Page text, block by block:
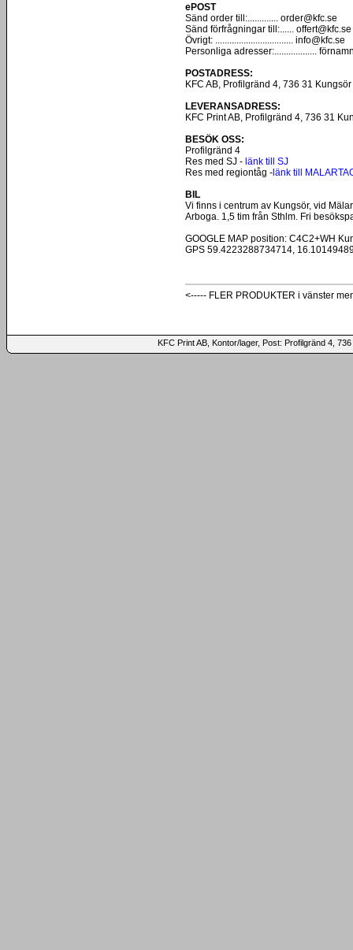
ePOST
Sänd order till:............. order@kfc.se
Sänd förfrågningar till:...... offert@kfc.se
Övrigt: ................................. info@kfc.se
Personliga adresser:..................
POSTADRESS:
KFC AB, Profilgränd 4, 736 31 Kungsör
LEVERANSADRESS:
KFC Print AB, Profilgränd 4, 736 31
BESÖK OSS:
Profilgränd 4
Res med SJ - länk till SJ
Res med regiontåg -länk till
BIL
Vi finns i centrum av Kungsör, vid
Arboga. 1,5 tim från Sthlm. Fri
GOOGLE MAP position: C4C2+WH
GPS 59.4223288734714,
<----- FLER PRODUKTER i vänster
KFC Print AB, Kontor/lager, Post: Profilgränd 4,